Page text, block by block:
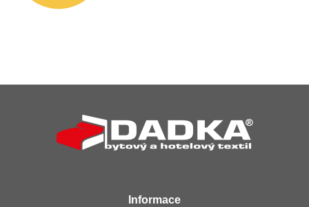
Informace